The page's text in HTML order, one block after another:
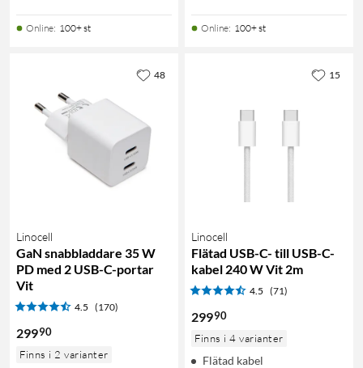
Online: 100+ st Online: 100+ st
Linocell
GaN snabbladdare 35 W
PD med 2 USB-C-portar
Vit
4.5 (170)
29990
Finns i 2 varianter
48
Linocell
Flätad USB-C- till USB-C-
kabel 240 W Vit 2m
4.5 (71)
29990
Finns i 4 varianter
Flätad kabel
15